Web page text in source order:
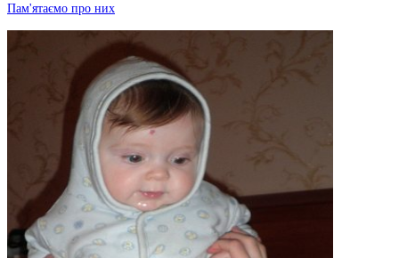
Пам'ятаємо про них